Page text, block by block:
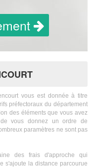
vous est donnée à titre
préfectoraux du département
des éléments que vous avez
vous donnez un ordre de
paramètres ne sont pas
des frais d'approche qui
s'ajoute la distance parcourue